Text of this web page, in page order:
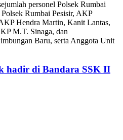
personel Polsek Rumbai
Rumbai Pesisir, AKP
Hendra Martin, Kanit Lantas,
M.T. Sinaga, dan
Baru, serta Anggota Unit
hadir di Bandara SSK II